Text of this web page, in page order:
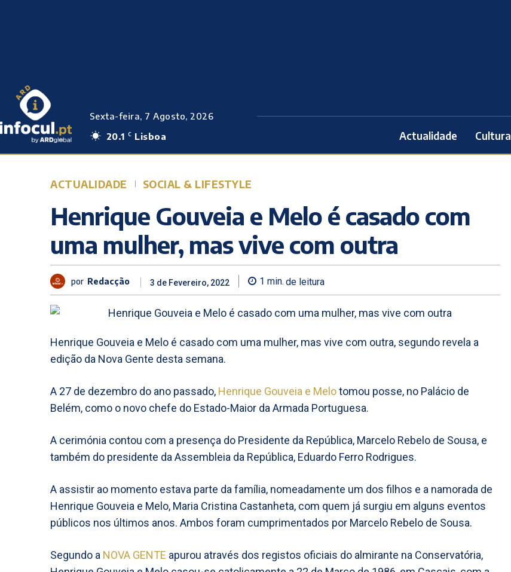
Sexta-feira, 7 Agosto, 2026
20.1 C Lisboa Actualidade Cultura
ACTUALIDADE SOCIAL & LIFESTYLE
Henrique Gouveia e Melo é casado com
uma mulher, mas vive com outra
por Redacção 3 de Fevereiro, 2022 1 min. de leitura
Henrique Gouveia e Melo é casado com uma mulher, mas vive com outra, segundo revela a
edição da Nova Gente desta semana.
A 27 de dezembro do ano passado, Henrique Gouveia e Melotomou posse, no Palácio de
Belém, como o novo chefe do Estado-Maior da Armada Portuguesa.
A cerimónia contou com a presença do Presidente da República, Marcelo Rebelo de Sousa, e
também do presidente da Assembleia da República, Eduardo Ferro Rodrigues.
A assistir ao momento estava parte da família, nomeadamente um dos filhos e a namorada de
Henrique Gouveia e Melo, Maria Cristina Castanheta, com quem já surgiu em alguns eventos
públicos nos últimos anos. Ambos foram cumprimentados por Marcelo Rebelo de Sousa.
Segundo a NOVA GENTE apurou através dos registos oficiais do almirante na Conservatória,